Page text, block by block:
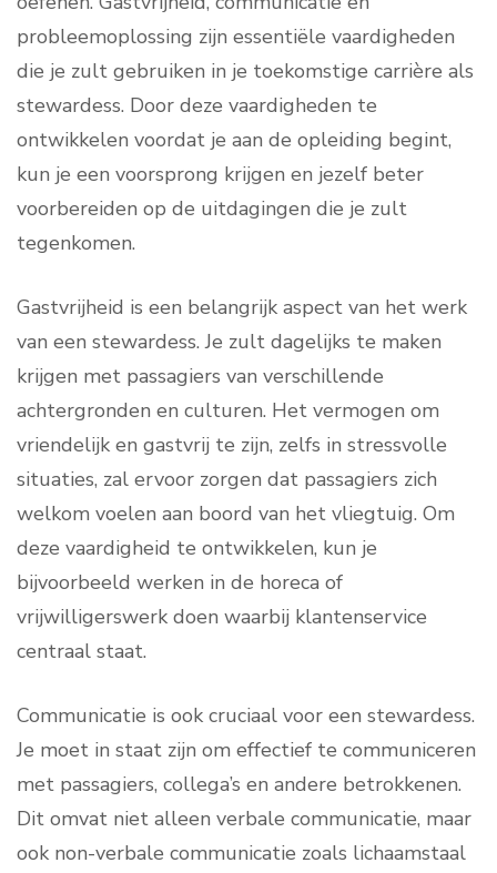
probleemoplossing zijn essentiële vaardigheden
die je zult gebruiken in je toekomstige carrière als
stewardess. Door deze vaardigheden te
ontwikkelen voordat je aan de opleiding begint,
kun je een voorsprong krijgen en jezelf beter
voorbereiden op de uitdagingen die je zult
tegenkomen.
Gastvrijheid is een belangrijk aspect van het werk
van een stewardess. Je zult dagelijks te maken
krijgen met passagiers van verschillende
achtergronden en culturen. Het vermogen om
vriendelijk en gastvrij te zijn, zelfs in stressvolle
situaties, zal ervoor zorgen dat passagiers zich
welkom voelen aan boord van het vliegtuig. Om
deze vaardigheid te ontwikkelen, kun je
bijvoorbeeld werken in de horeca of
vrijwilligerswerk doen waarbij klantenservice
centraal staat.
Communicatie is ook cruciaal voor een stewardess.
Je moet in staat zijn om effectief te communiceren
met passagiers, collega’s en andere betrokkenen.
Dit omvat niet alleen verbale communicatie, maar
ook non-verbale communicatie zoals lichaamstaal